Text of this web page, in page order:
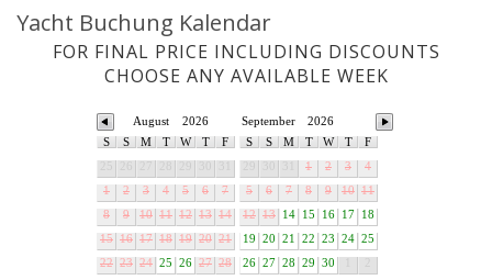
Yacht Buchung Kalendar
FOR FINAL PRICE INCLUDING DISCOUNTS
CHOOSE ANY AVAILABLE WEEK
2026
August
S
S M T W T
F
1
2 3 4 5 6
7
8
9 10 11 12 13 14
15 16 17 18 19 20 21
22 23 24 25 26 27 28
2026
September
S
S M T W T
F
1 2 3
4
5
6 7 8 9 10 11
12 13 14 15 16 17
18
19
20 21 22 23 24 25
26 27 28 29 30